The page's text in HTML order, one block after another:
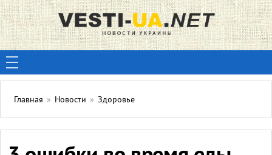
Главная » Новости » Здоровье